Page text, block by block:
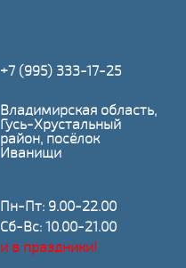
+7 (995) 333-17-25
Владимирская область,
Гусь-Хрустальный
район, посёлок
Иванищи
Пн-Пт: 9.00-22.00
Сб-Вс: 10.00-21.00
и в праздники!